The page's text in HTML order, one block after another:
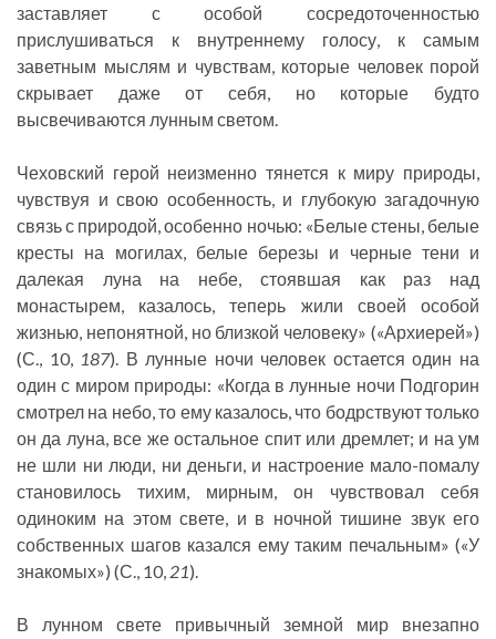
заставляет с особой сосредоточенностью
прислушиваться к внутреннему голосу, к самым
заветным мыслям и чувствам, которые человек порой
скрывает даже от себя, но которые будто
высвечиваются лунным светом.
Чеховский герой неизменно тянется к миру природы,
чувствуя и свою особенность, и глубокую загадочную
связь с природой, особенно ночью: «Белые стены, белые
кресты на могилах, белые березы и черные тени и
далекая луна на небе, стоявшая как раз над
монастырем, казалось, теперь жили своей особой
жизнью, непонятной, но близкой человеку» («Архиерей»)
(С., 10, 187). В лунные ночи человек остается один на
один с миром природы: «Когда в лунные ночи Подгорин
смотрел на небо, то ему казалось, что бодрствуют только
он да луна, все же остальное спит или дремлет; и на ум
не шли ни люди, ни деньги, и настроение мало-помалу
становилось тихим, мирным, он чувствовал себя
одиноким на этом свете, и в ночной тишине звук его
собственных шагов казался ему таким печальным» («У
знакомых») (С., 10, 21).
В лунном свете привычный земной мир внезапно